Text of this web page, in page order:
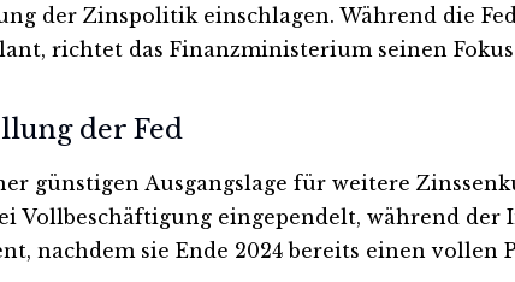
der Zinspolitik einschlagen. Während die
richtet das Finanzministerium seinen
der Fed
günstigen Ausgangslage für weitere
Vollbeschäftigung eingependelt, während
nachdem sie Ende 2024 bereits einen